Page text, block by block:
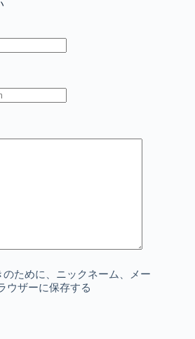
ために、ニックネーム、メー
ウザーに保存する